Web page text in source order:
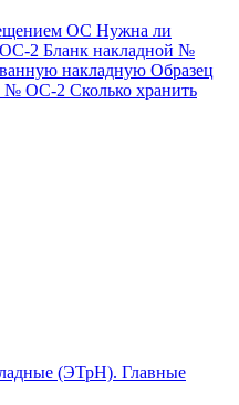
ОС Нужна ли
2 Бланк накладной №
накладную Образец
№ ОС-2 Сколько хранить
(ЭТрН). Главные